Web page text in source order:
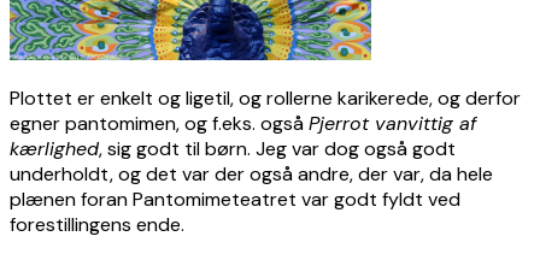
Plottet er enkelt og ligetil, og rollerne karikerede, og derfor
egner pantomimen, og f.eks. ogsåPjerrot vanvittig af
kærlighed, sig godt til børn. Jeg var dog også godt
underholdt, og det var der også andre, der var, da hele
plænen foran Pantomimeteatret var godt fyldt ved
forestillingens ende.